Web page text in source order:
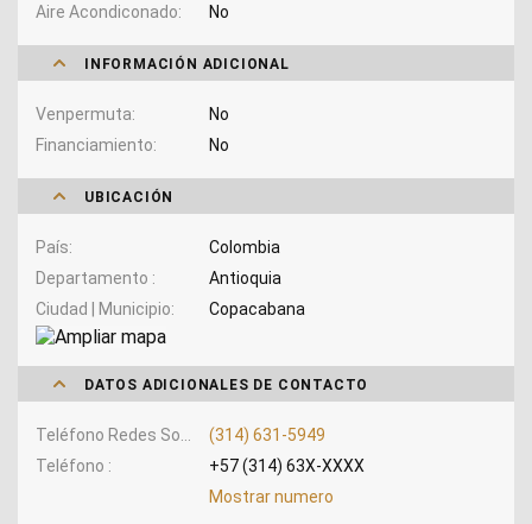
Aire Acondiconado
No
INFORMACIÓN ADICIONAL
Venpermuta
No
Financiamiento
No
UBICACIÓN
País
Colombia
Departamento
Antioquia
Ciudad | Municipio
Copacabana
DATOS ADICIONALES DE CONTACTO
(314) 631-5949
Teléfono
+57 (314) 63X-XXXX
Mostrar numero